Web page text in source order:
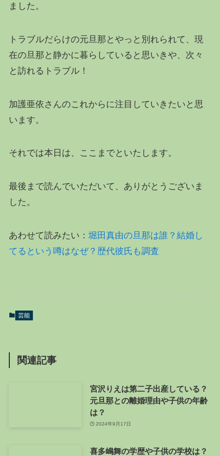
ました。
トラブルだらけの元旦那とやっと別れられて、現
在の旦那と静かに暮らしていると思いきや、次々
と訪れるトラブル！
加護亜依さんのこれからに注目していきたいと思
います。
それでは本日は、ここまでといたします。
最後まで読んでいただいて、ありがとうございま
した。
あわせて読みたい： 堀田真由の旦那は誰？結婚し
てるという噂はなぜ？歴代彼氏も調査
芸能
関連記事
宮沢りえは第二子出産している？
元旦那との離婚理由や子供の年齢
は？
2024年9月17日
喜多嶋舞の学歴や子供の学校は？